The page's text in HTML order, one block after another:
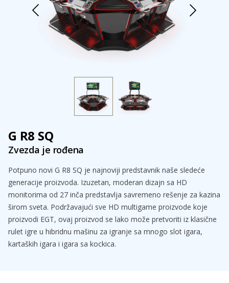
G R8 SQ
Zvezda je rođena
Potpuno novi G R8 SQ je najnoviji predstavnik naše sledeće
generacije proizvoda. Izuzetan, moderan dizajn sa HD
monitorima od 27 inča predstavlja savremeno rešenje za kazina
širom sveta. Podržavajući sve HD multigame proizvode koje
proizvodi EGT, ovaj proizvod se lako može pretvoriti iz klasične
rulet igre u hibridnu mašinu za igranje sa mnogo slot igara,
kartaških igara i igara sa kockica.